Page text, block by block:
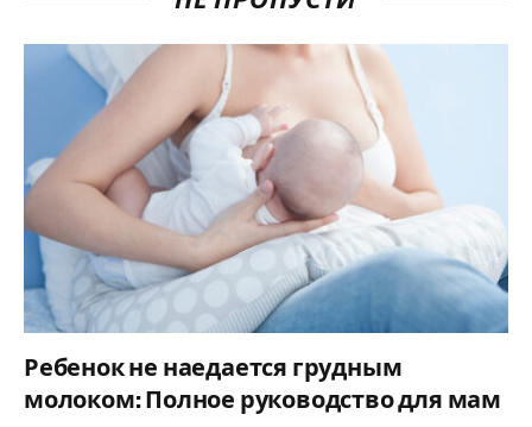
Ребенок не наедается грудным
молоком: Полное руководство для мам